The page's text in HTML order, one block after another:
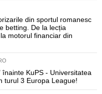
din sportul romanesc
betting. De la lecția
motorul financiar din
înainte KuPS - Universitatea
turul 3 Europa League!